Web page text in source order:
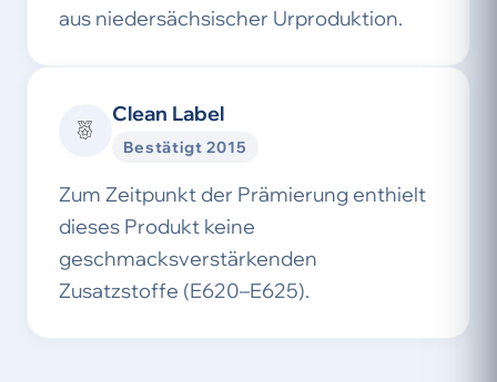
aus niedersächsischer Urproduktion.
Clean Label
Bestätigt 2015
Zum Zeitpunkt der Prämierung enthielt
dieses Produkt keine
geschmacksverstärkenden
Zusatzstoffe (E620–E625).